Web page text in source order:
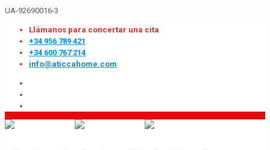
UA-92690016-3
Llámanos para concertar una cita
+34 956 789 421
+34 600 767 214
info@aticcahome.com